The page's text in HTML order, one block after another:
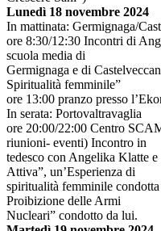
Lunedì 18 novembre 2024
In mattinata: Germignaga/
ore 8:30/12:30 Incontri di
scuola media di
Germignaga e di
Spiritualità femminile”
ore 13:00 pranzo presso
In serata: Portovaltravaglia
ore 20:00/22:00 Centro
riunioni- eventi) Incontro in
tedesco con Angelika Klatte
Attiva”, un’Esperienza di
spiritualità femminile
Proibizione delle Armi
Nucleari” condotto da lui.